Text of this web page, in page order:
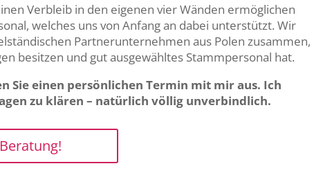
Verbleib in den eigenen vier Wänden ermöglichen
welches uns von Anfang an dabei unterstützt. Wir
Partnerunternehmen aus Polen zusammen,
besitzen und gut ausgewähltes Stammpersonal hat.
Sie einen persönlichen Termin mit mir aus. Ich
zu klären – natürlich völlig unverbindlich.